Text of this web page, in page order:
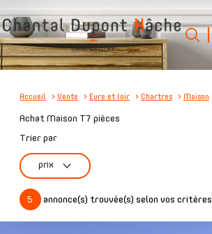
Accueil
0
Langue
fr
Accueil Vente Eure et loir Chartres Maison
Achat Maison T7 pièces
Trier par
prix
5 annonce(s) trouvée(s) selon vos critères